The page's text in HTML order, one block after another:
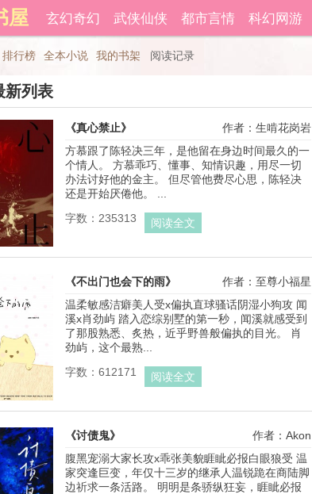
屋 玄幻奇幻 武侠仙侠 都市言情 科幻网游
精品文学
录后可以拥有藏书和下载书籍功能。
排行榜 全本小说 我的书架 阅读记录
新列表
《真心禁止》
作者：生啃花岗岩
方慕跟了陈轻决三年，是他留在身边时间最久的一
个情人。 方慕乖巧、懂事、知情识趣，用尽一切
办法讨好他的金主。 但尽管他费尽心思，陈轻决
还是开始厌倦他。 ...
字数：235313
阅读全文
《不出门也会下的雨》
作者：至尊小福星
温柔敏感洁癖美人受x偏执直球骚话阴湿小狗攻 闻
溪x肖劲屿 踏入恋综别墅的第一秒，闻溪就感受到
了那股熟悉、炙热，近乎野兽般偏执的目光。 肖
劲屿，这个最熟...
字数：612171
阅读全文
《讨债鬼》
作者：Akon
腹黑宠溺大家长攻x乖张美貌睚眦必报白眼狼受 温
家突逢巨变，年仅十三岁的继承人温锐跪在商陆脚
边祈求一条活路。 明明是条骄纵狂妄，睚眦必报